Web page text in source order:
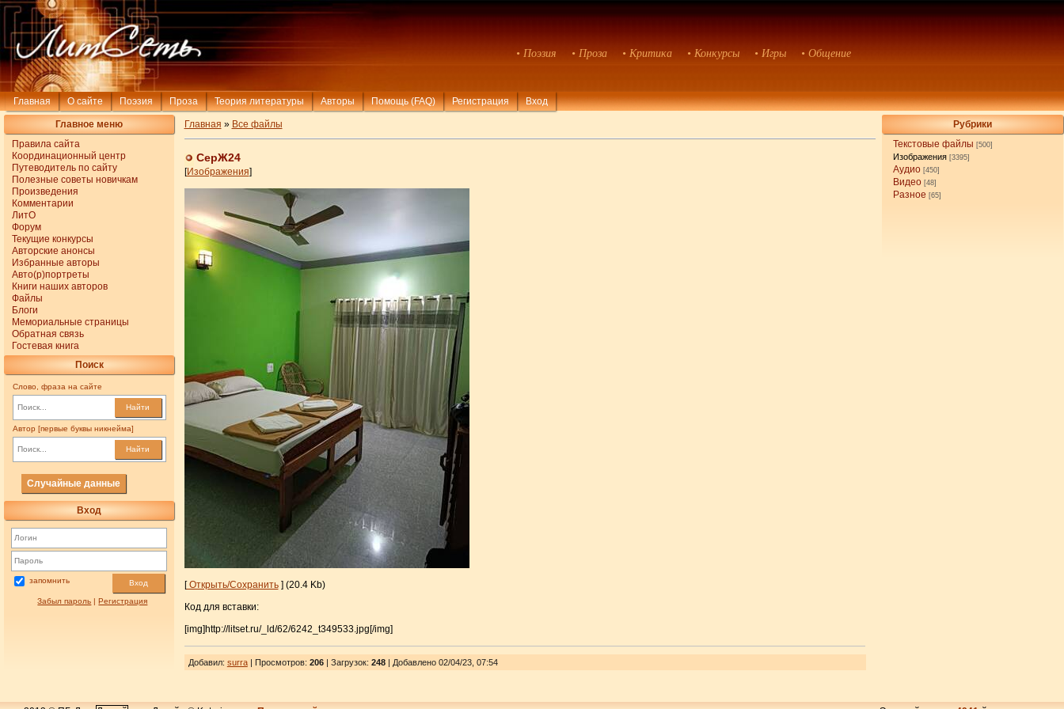
• Поэзия • Проза • Критика • Конкурсы • Игры • Общение
Главная О сайте Поэзия Проза Теория литературы Авторы Помощь (FAQ) Регистрация Вход
Главное меню
Правила сайта
Координационный центр
Путеводитель по сайту
Полезные советы новичкам
Произведения
Комментарии
ЛитО
Форум
Текущие конкурсы
Авторские анонсы
Избранные авторы
Авто(р)портреты
Книги наших авторов
Файлы
Блоги
Мемориальные страницы
Обратная связь
Гостевая книга
Поиск
Слово, фраза на сайте
Найти
Автор [первые буквы никнейма]
Найти
Случайные данные
Вход
запомнить Вход
Забыл пароль |Регистрация
Рубрики
Текстовые файлы [500]
Изображения [3395]
Аудио [450]
Видео [48]
Разное [65]
Главная » Все файлы
СерЖ24
[Изображения]
[Открыть/Сохранить] (20.4 Kb)
Код для вставки:
[img]http://litset.ru/_ld/62/6242_t349533.jpg[/img]
Добавил: surra| Просмотров: 206| Загрузок: 248| Добавлено 02/04/23, 07:54